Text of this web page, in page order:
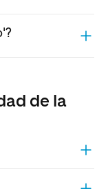
de la